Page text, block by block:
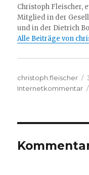
Christoph Fleischer,
Mitglied in der
und in der Dietrich
Alle Beiträge von
Autor
christoph.fleischer
Internetkommentar